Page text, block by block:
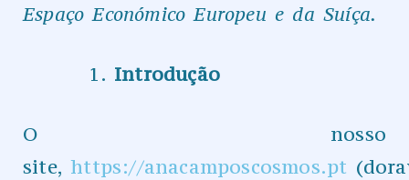
Espaço Económico Europeu e da Suíça.
Introdução
O nosso
site,https://anacamposcosmos.pt